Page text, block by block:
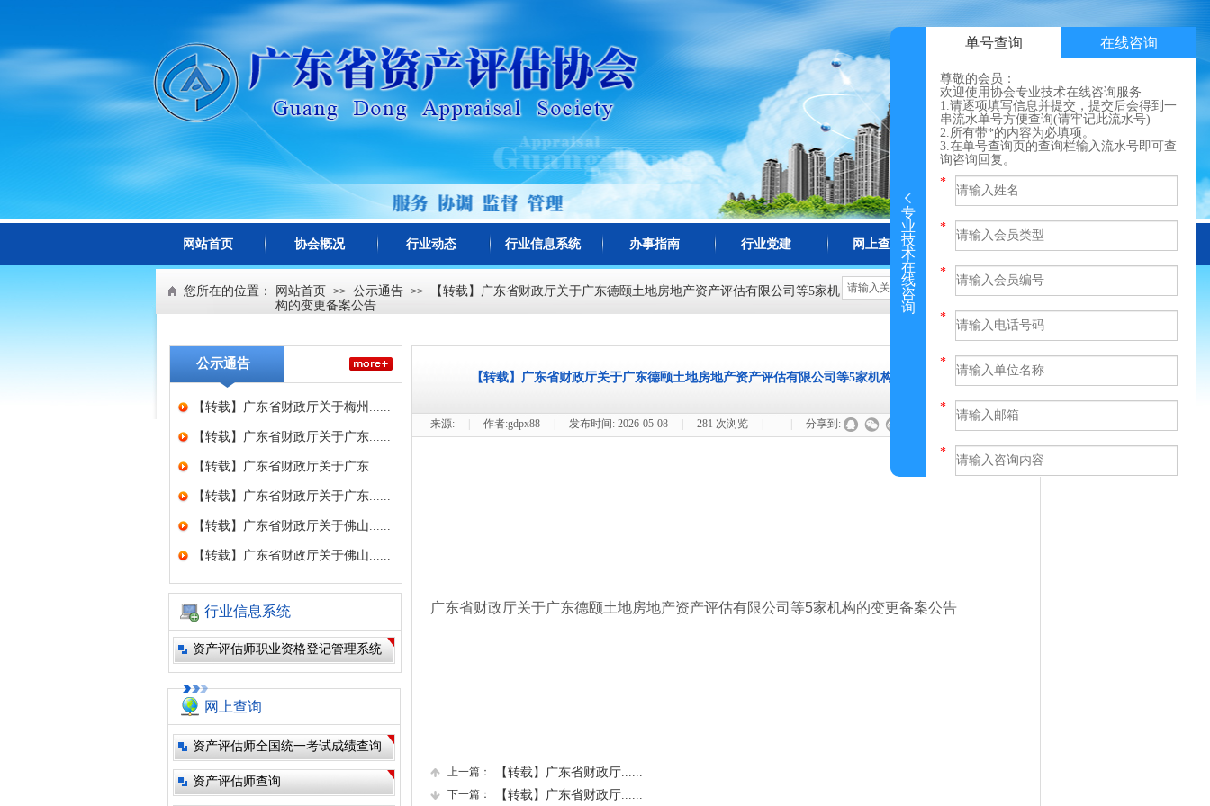
网站首页 协会概况 行业动态 行业信息系统 办事指南 行业党建 网上查询 更多
您所在的位置： 网站首页 >> 公示通告 >>
【转载】广东省财政厅关于广东德颐土地房地产资产评估有限公司等5家机
构的变更备案公告
【转载】广东省财政厅关于广东德颐土地房地产资产评估有限公司等5家机构的变更备案公告
来源: 作者:gdpx88 发布时间: 2026-05-08 281 次浏览 分享到:
广东省财政厅关于广东德颐土地房地产资产评估有限公司等5家机构的变更备案公告
上一篇： 【转载】广东省财政厅......
下一篇： 【转载】广东省财政厅......
公示通告
【转载】广东省财政厅关于梅州......
【转载】广东省财政厅关于广东......
【转载】广东省财政厅关于广东......
【转载】广东省财政厅关于广东......
【转载】广东省财政厅关于佛山......
【转载】广东省财政厅关于佛山......
行业信息系统
资产评估师职业资格登记管理系统
网上查询
资产评估师全国统一考试成绩查询
资产评估师查询
专
业
技
术
在
线
咨
询
单号查询 在线咨询
尊敬的会员：
欢迎使用协会专业技术在线咨询服务
1.请逐项填写信息并提交，提交后会得到一
串流水单号方便查询(请牢记此流水号)
2.所有带*的内容为必填项。
3.在单号查询页的查询栏输入流水号即可查
询咨询回复。